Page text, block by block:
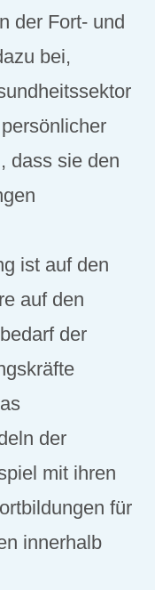
der Fort- und
bei,
dass sie den
ist auf den
auf den
der
der
mit ihren
für
innerhalb